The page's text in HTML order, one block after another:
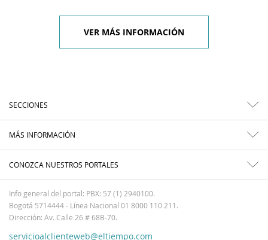
VER MÁS INFORMACIÓN
SECCIONES
MÁS INFORMACIÓN
CONOZCA NUESTROS PORTALES
Info general del portal: PBX: 57 (1) 2940100.
Bogotá 5714444 - Línea Nacional 01 8000 110 211.
Dirección: Av. Calle 26 # 68B-70.
servicioalclienteweb@eltiempo.com